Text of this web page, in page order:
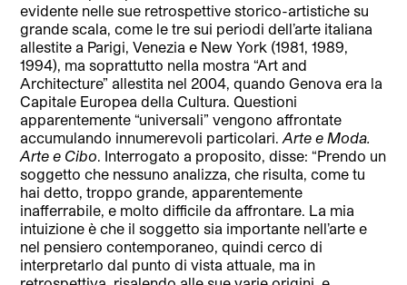
evidente nelle sue retrospettive storico-artistiche su
grande scala, come le tre sui periodi dell’arte italiana
allestite a Parigi, Venezia e New York (1981, 1989,
1994), ma soprattutto nella mostra “Art and
Architecture” allestita nel 2004, quando Genova era la
Capitale Europea della Cultura. Questioni
apparentemente “universali” vengono affrontate
accumulando innumerevoli particolari.Arte e Moda.
Arte e Cibo. Interrogato a proposito, disse: “Prendo un
soggetto che nessuno analizza, che risulta, come tu
hai detto, troppo grande, apparentemente
inafferrabile, e molto difficile da affrontare. La mia
intuizione è che il soggetto sia importante nell’arte e
nel pensiero contemporaneo, quindi cerco di
interpretarlo dal punto di vista attuale, ma in